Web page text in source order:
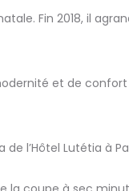
Fin 2018, il
et de
l’Hôtel Lutétia à